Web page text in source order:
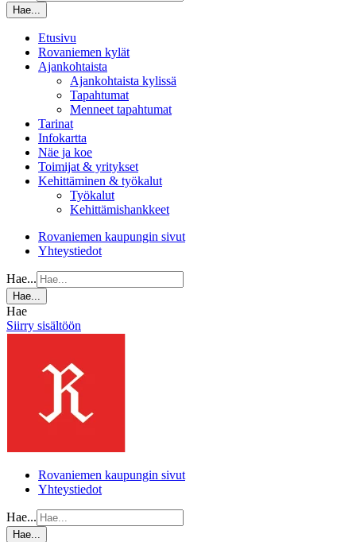
Hae...
Etusivu
Rovaniemen kylät
Ajankohtaista
Ajankohtaista kylissä
Tapahtumat
Menneet tapahtumat
Tarinat
Infokartta
Näe ja koe
Toimijat & yritykset
Kehittäminen & työkalut
Työkalut
Kehittämishankkeet
Rovaniemen kaupungin sivut
Yhteystiedot
Hae...
Hae...
Hae
Siirry sisältöön
Rovaniemen kaupungin sivut
Yhteystiedot
Hae...
Hae...